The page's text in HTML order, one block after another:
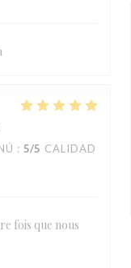
: 5/5 CALIDAD
fois que nous